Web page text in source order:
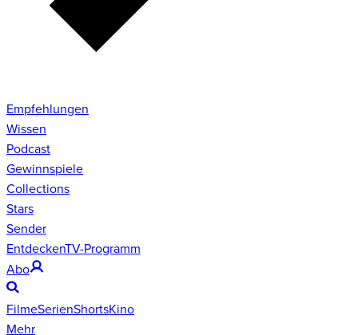
Empfehlungen
Wissen
Podcast
Gewinnspiele
Collections
Stars
Sender
EntdeckenTV-Programm
Abo
FilmeSerienShortsKino
Mehr